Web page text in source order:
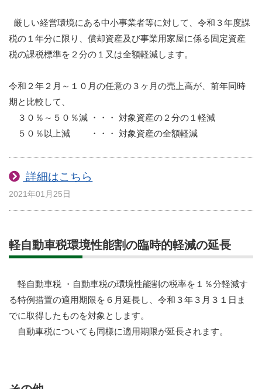
厳しい経営環境にある中小事業者等に対して、令和３年度課
税の１年分に限り、償却資産及び事業用家屋に係る固定資産
税の課税標準を２分の１又は全額軽減します。
令和２年２月～１０月の任意の３ヶ月の売上高が、前年同時
期と比較して、
３０％～５０％減 ・・・ 対象資産の２分の１軽減
５０％以上減 ・・・ 対象資産の全額軽減
詳細はこちら
2021年01月25日
軽自動車税環境性能割の臨時的軽減の延長
軽自動車税 ・自動車税の環境性能割の税率を１％分軽減す
る特例措置の適用期限を６月延長し、令和３年３月３１日ま
でに取得したものを対象とします。
自動車税についても同様に適用期限が延長されます。